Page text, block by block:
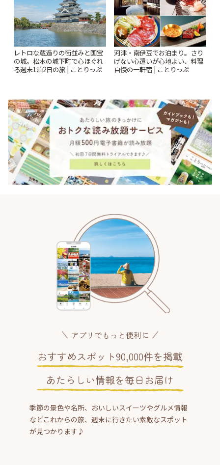
レトロな蔵造りの街並みと国宝
の城。松本の城下町で心ほぐれ
る週末1泊2日の旅 | ことりっぷ
河津・南伊豆でお泊まり。さり
げない心遣いが心地よい、料理
自慢の一軒宿 | ことりっぷ
アプリでもっと便利に
おすすめスポット90,000件を掲載
あたらしい情報を毎日お届け
季節の景色や名所、おいしいスイーツやグルメ情報
などこれからの旅、週末に行きたい素敵なスポット
が見つかります♪